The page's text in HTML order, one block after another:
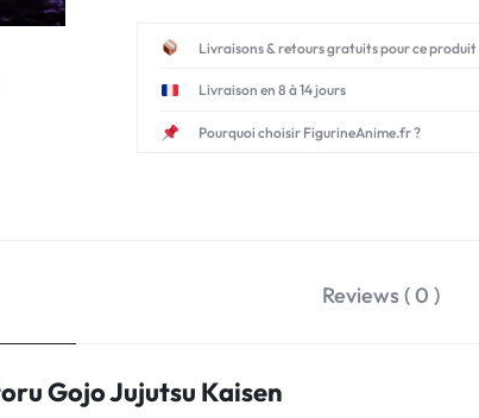
Livraisons & retours gratuits pour ce produit
Livraison en 8 à 14 jours
Pourquoi choisir FigurineAnime.fr ?
Reviews ( 0 )
Gojo Jujutsu Kaisen